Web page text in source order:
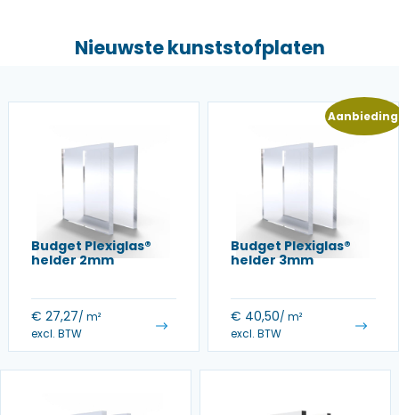
Nieuwste kunststofplaten
Budget Plexiglas®
helder 2mm
€ 27,27/ m²
excl. BTW
Budget Plexiglas®
helder 3mm
€ 40,50/ m²
excl. BTW